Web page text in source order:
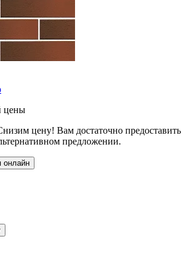
цены
цену! Вам достаточно предоставить
предложении.